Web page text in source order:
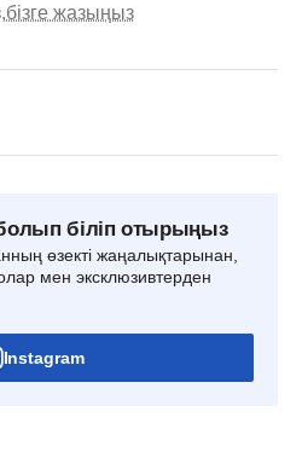
бізге жазыңыз
біліп отырыңыз
өзекті жаңалықтарынан,
мен эксклюзивтерден
Instagram